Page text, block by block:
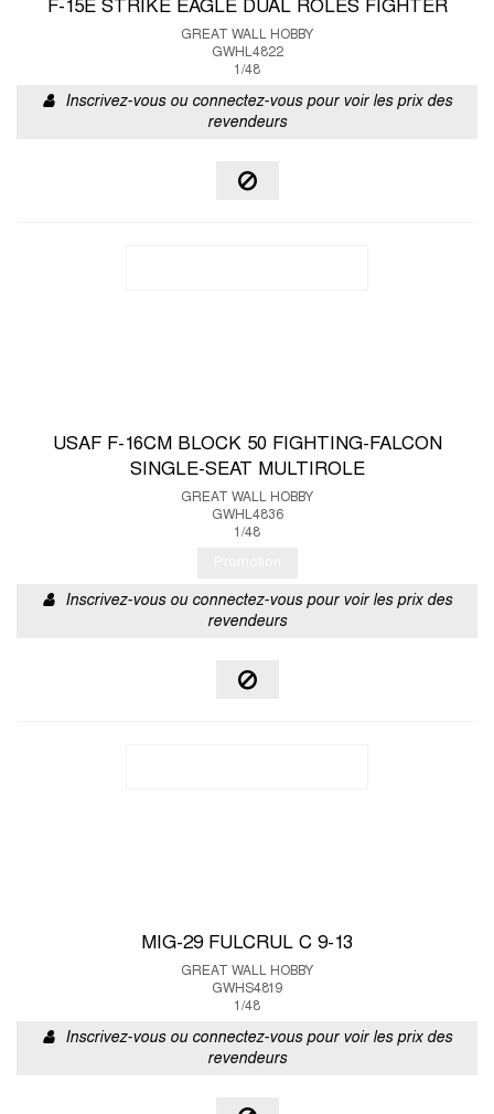
F-15E STRIKE EAGLE DUAL ROLES FIGHTER
GREAT WALL HOBBY
GWHL4822
1/48
Inscrivez-vous ou connectez-vous pour voir les prix des
revendeurs
USAF F-16CM BLOCK 50 FIGHTING-FALCON
SINGLE-SEAT MULTIROLE
GREAT WALL HOBBY
GWHL4836
1/48
Inscrivez-vous ou connectez-vous pour voir les prix des
revendeurs
MIG-29 FULCRUL C 9-13
GREAT WALL HOBBY
GWHS4819
1/48
Inscrivez-vous ou connectez-vous pour voir les prix des
revendeurs